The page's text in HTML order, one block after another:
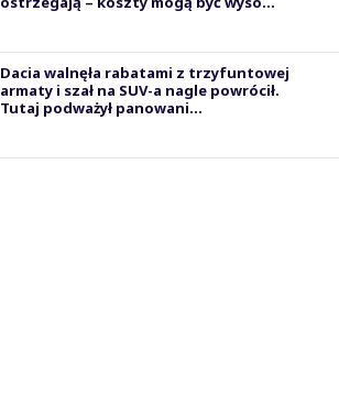
Dacia walnęła rabatami z trzyfuntowej
armaty i szał na SUV-a nagle powrócił.
Tutaj podważył panowani...